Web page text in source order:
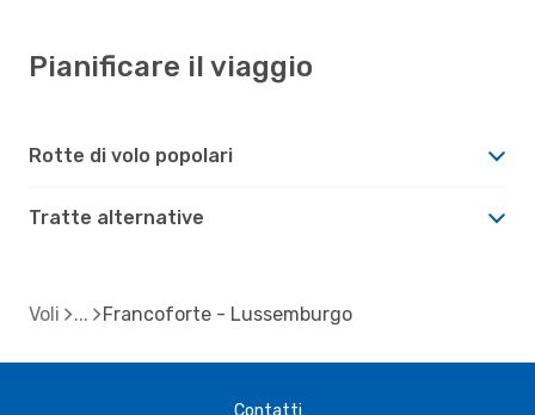
Pianificare il viaggio
Rotte di volo popolari
Tratte alternative
Voli Francoforte - Lussemburgo
Contatti